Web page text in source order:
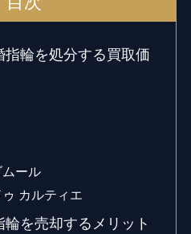
指輪を処分する買取価
ール
カルティエ
を売却するメリット